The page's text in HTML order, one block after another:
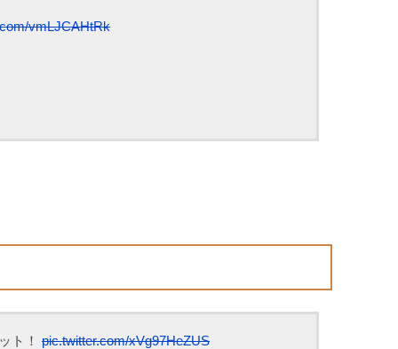
vmLJCAHtRk
ト！ pic.twitter.com/xVg97HeZUS